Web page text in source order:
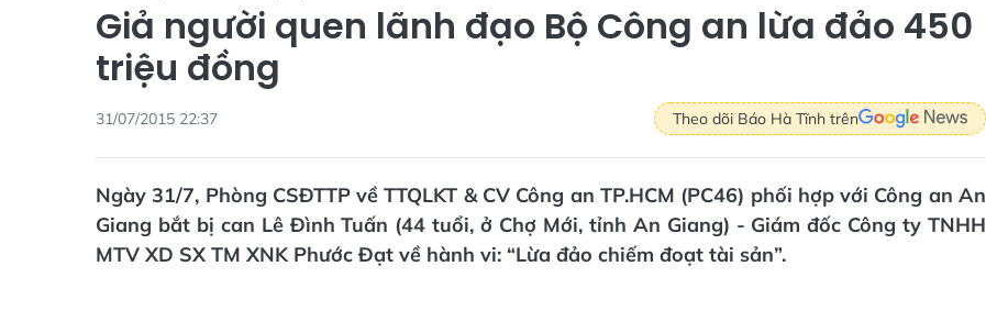
Giả người quen lãnh đạo Bộ Công an lừa đảo 450
triệu đồng
31/07/2015 22:37 Theo dõi Báo Hà Tĩnh trên
Ngày 31/7, Phòng CSĐTTP về TTQLKT & CV Công an TP.HCM (PC46) phối hợp với Công an An
Giang bắt bị can Lê Đình Tuấn (44 tuổi, ở Chợ Mới, tỉnh An Giang) - Giám đốc Công ty TNHH
MTV XD SX TM XNK Phước Đạt về hành vi: “Lừa đảo chiếm đoạt tài sản”.